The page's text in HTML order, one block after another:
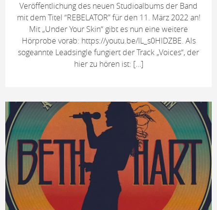
Veröffentlichung des neuen Studioalbums der Band
mit dem Titel “REBELATOR” für den 11. März 2022 an!
Mit „Under Your Skin“ gibt es nun eine weitere
Hörprobe vorab: https://youtu.be/IL_s0HIDZBE. Als
sogeannte Leadsingle fungiert der Track „Voices“, der
hier zu hören ist: […]